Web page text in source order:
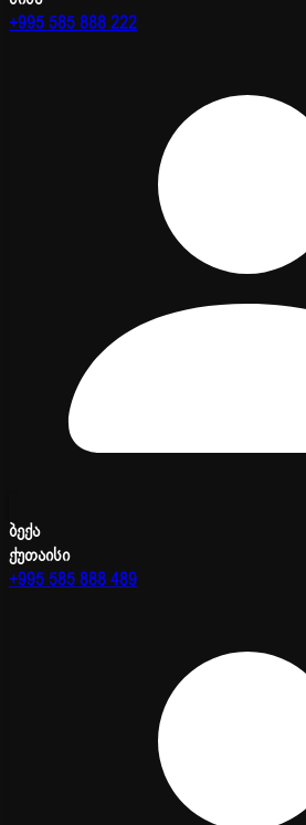
+995 585 888 222
ბექა
ქუთაისი
+995 585 888 489